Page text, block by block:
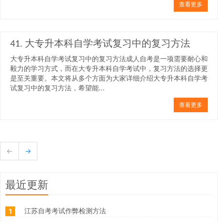
查看更多
41. 大专升本科自学考试复习中的复习方法
大专升本科自学考试复习中的复习方法成人自考是一项需要耐心和
毅力的学习方式，而在大专升本科自学考试中，复习方法的选择更
是至关重要。本文将从多个方面为大家详细介绍大专升本科自学考
试复习中的复习方法，希望能...
查看更多
← →
最近更新
1 江苏自考考试作弊检测方法